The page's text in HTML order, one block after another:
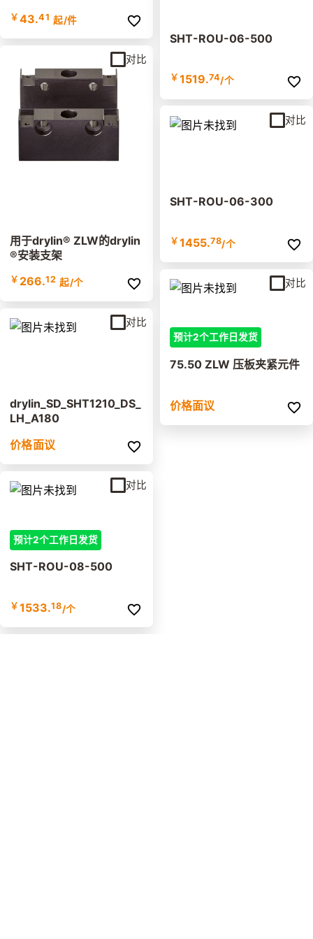
￥ 43.41 起/件
用于drylin® ZLW的drylin
®安装支架
￥ 266.12 起/个
对比
drylin_SD_SHT1210_DS_
LH_A180
价格面议
对比
预计2个工作日发货
SHT-ROU-08-500
￥ 1533.18/个
对比
SHT-ROU-06-500
￥ 1519.74/个
SHT-ROU-06-300
￥ 1455.78/个
对比
预计2个工作日发货
75.50 ZLW 压板夹紧元件
价格面议
对比